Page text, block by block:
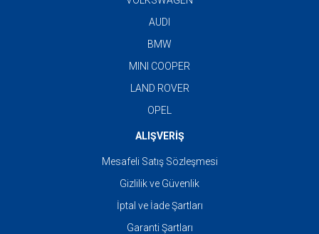
AUDI
BMW
MINI COOPER
LAND ROVER
OPEL
ALIŞVERİŞ
Mesafeli Satış Sözleşmesi
Gizlilik ve Güvenlik
İptal ve İade Şartları
Garanti Şartları